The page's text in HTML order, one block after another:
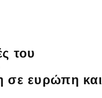
του
σε ευρώπη και